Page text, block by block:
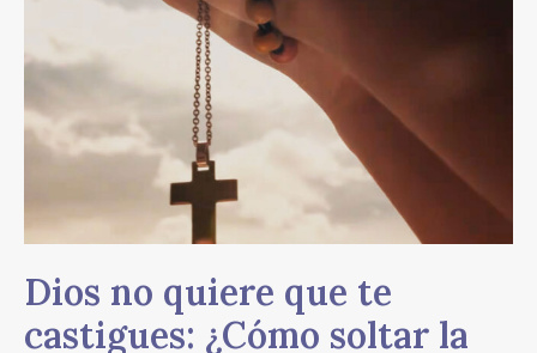
Dios no quiere que te
castigues: ¿Cómo soltar la
quiere
que
te
castigues:
la
y
encontrar
la